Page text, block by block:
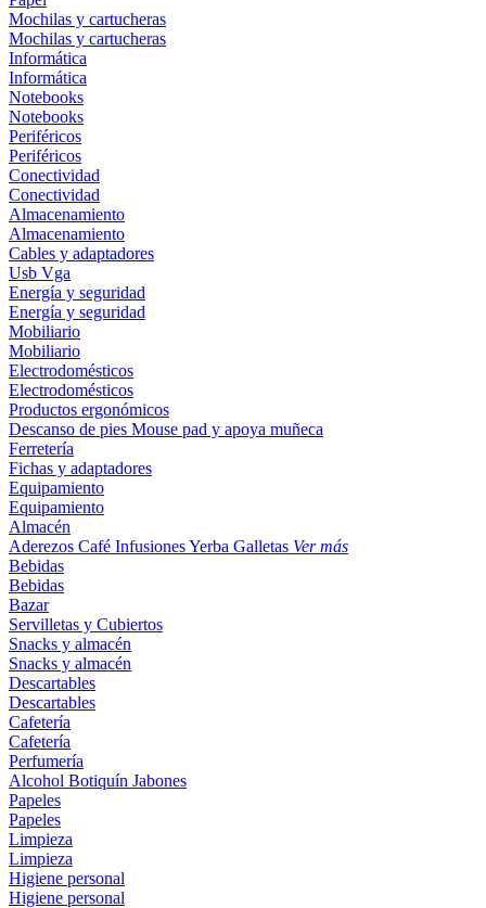
Mochilas y cartucheras
Mochilas y cartucheras
Informática
Informática
Notebooks
Notebooks
Periféricos
Periféricos
Conectividad
Conectividad
Almacenamiento
Almacenamiento
Cables y adaptadores
Usb Vga
Energía y seguridad
Energía y seguridad
Mobiliario
Mobiliario
Electrodomésticos
Electrodomésticos
Productos ergonómicos
Descanso de pies Mouse pad y apoya muñeca
Ferretería
Fichas y adaptadores
Equipamiento
Equipamiento
Almacén
Aderezos Café InfusionesYerba Galletas Ver más
Bebidas
Bebidas
Bazar
Servilletas y Cubiertos
Snacks y almacén
Snacks y almacén
Descartables
Descartables
Cafetería
Cafetería
Perfumería
Alcohol Botiquín Jabones
Papeles
Papeles
Limpieza
Limpieza
Higiene personal
Higiene personal